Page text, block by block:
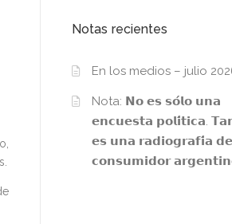
Notas recientes
En los medios – julio
Nota: 𝗡𝗼 𝗲𝘀 𝘀𝗼́𝗹𝗼 𝘂𝗻𝗮
𝗲𝗻𝗰𝘂𝗲𝘀𝘁𝗮 𝗽𝗼𝗹𝗶́𝘁𝗶𝗰𝗮.
𝗲𝘀 𝘂𝗻𝗮 𝗿𝗮𝗱𝗶𝗼𝗴𝗿𝗮𝗳𝗶́𝗮
𝗰𝗼𝗻𝘀𝘂𝗺𝗶𝗱𝗼𝗿